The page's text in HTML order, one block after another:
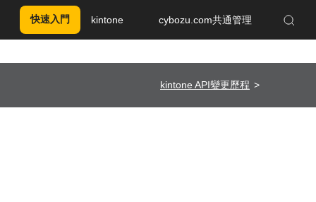
快速入門 kintone cybozu.com共通管理
Enhanced by Google
kintone API變更歷程